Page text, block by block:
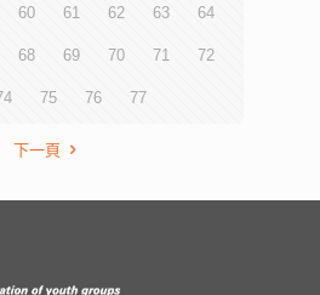
60 61 62 63 64
68 69 70 71 72
75 76 77
下一頁